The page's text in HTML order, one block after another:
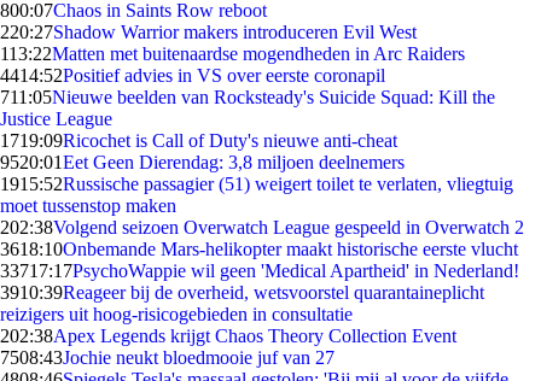
800:07Chaos in Saints Row reboot
220:27Shadow Warrior makers introduceren Evil West
113:22Matten met buitenaardse mogendheden in Arc Raiders
4414:52Positief advies in VS over eerste coronapil
711:05Nieuwe beelden van Rocksteady's Suicide Squad: Kill the
Justice League
1719:09Ricochet is Call of Duty's nieuwe anti-cheat
9520:01Eet Geen Dierendag: 3,8 miljoen deelnemers
1915:52Russische passagier (51) weigert toilet te verlaten, vliegtuig
moet tussenstop maken
202:38Volgend seizoen Overwatch League gespeeld in Overwatch 2
3618:10Onbemande Mars-helikopter maakt historische eerste vlucht
33717:17PsychoWappie wil geen 'Medical Apartheid' in Nederland!
3910:39Reageer bij de overheid, wetsvoorstel quarantaineplicht
reizigers uit hoog-risicogebieden in consultatie
202:38Apex Legends krijgt Chaos Theory Collection Event
7508:43Jochie neukt bloedmooie juf van 27